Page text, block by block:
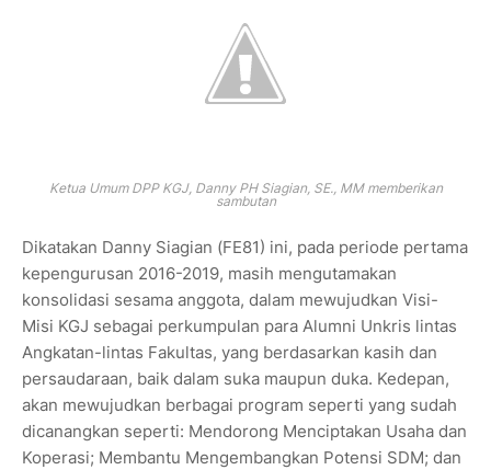
Ketua Umum DPP KGJ, Danny PH Siagian, SE., MM memberikan
sambutan
Dikatakan Danny Siagian (FE81) ini, pada periode pertama
kepengurusan 2016-2019, masih mengutamakan
konsolidasi sesama anggota, dalam mewujudkan Visi-
Misi KGJ sebagai perkumpulan para Alumni Unkris lintas
Angkatan-lintas Fakultas, yang berdasarkan kasih dan
persaudaraan, baik dalam suka maupun duka. Kedepan,
akan mewujudkan berbagai program seperti yang sudah
dicanangkan seperti: Mendorong Menciptakan Usaha dan
Koperasi; Membantu Mengembangkan Potensi SDM; dan